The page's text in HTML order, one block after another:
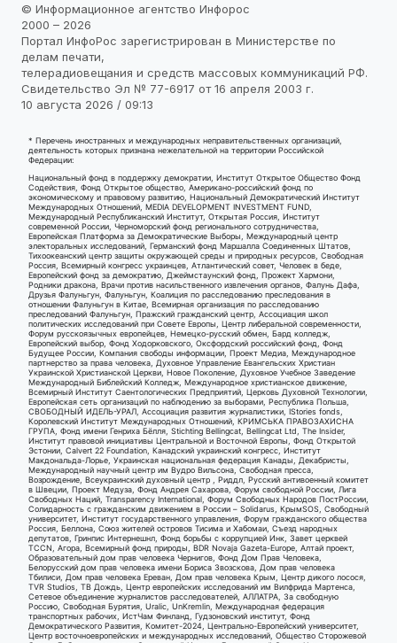
© Информационное агентство Инфорос
2000 – 2026
Портал ИнфоРос зарегистрирован в Министерстве по
делам печати,
телерадиовещания и средств массовых коммуникаций РФ.
Свидетельство Эл № 77-6917 от 16 апреля 2003 г.
10 августа 2026 / 09:13